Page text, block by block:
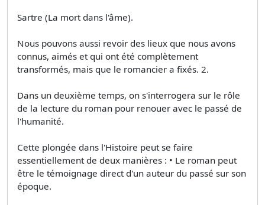
Sartre (La mort dans l'âme).
Nous pouvons aussi revoir des lieux que nous avons
connus, aimés et qui ont été complètement
transformés, mais que le romancier a fixés. 2.
Dans un deuxième temps, on s'interrogera sur le rôle
de la lecture du roman pour renouer avec le passé de
l'humanité.
Cette plongée dans l'Histoire peut se faire
essentiellement de deux manières : • Le roman peut
être le témoignage direct d'un auteur du passé sur son
époque.